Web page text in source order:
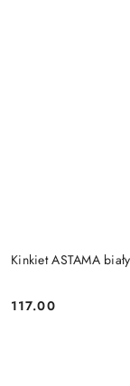
Kinkiet ASTAMA
Cena:
117.00